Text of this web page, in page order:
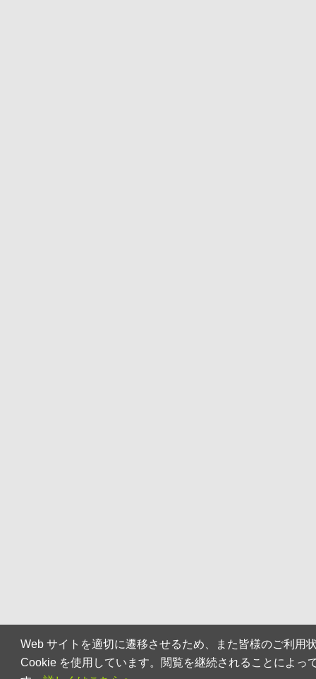
Web サイトを適切に遷移させるため、また皆様のご利用
Cookie を使用しています。閲覧を継続されることによっ